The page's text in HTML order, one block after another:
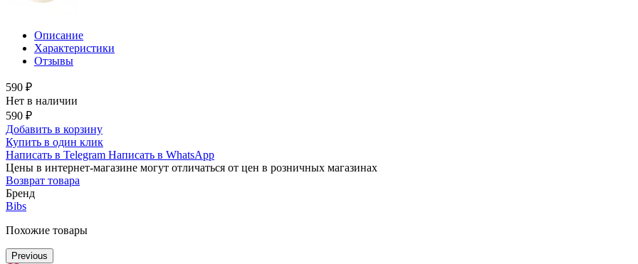
Описание
Характеристики
Отзывы
590 ₽
Нет в наличии
590 ₽
Добавить в корзину
Купить в один клик
Написать в Telegram Написать в WhatsApp
Цены в интернет-магазине могут отличаться от цен в розничных магазинах
Возврат товара
Бренд
Bibs
Похожие товары
Previous